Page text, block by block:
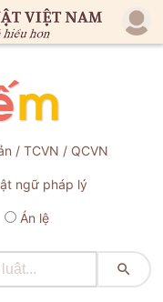
/ TCVN / QCVN
ngữ pháp lý
Án lệ
